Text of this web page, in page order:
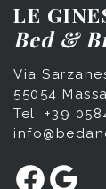
LE
Bed &
Via
55054
Tel: +39
Facebook Google